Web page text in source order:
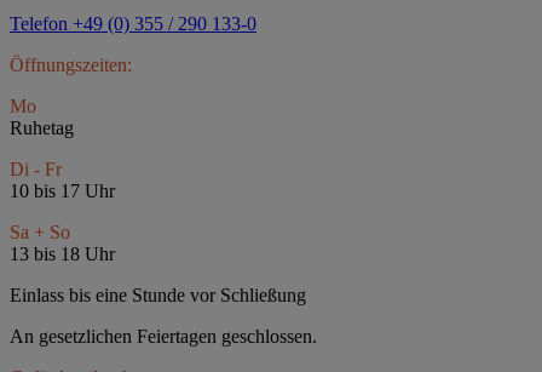
Telefon +49 (0) 355 / 290 133-0
Öffnungszeiten:
Mo
Ruhetag
Di - Fr
10 bis 17 Uhr
Sa + So
13 bis 18 Uhr
Einlass bis eine Stunde vor Schließung
An gesetzlichen Feiertagen geschlossen.